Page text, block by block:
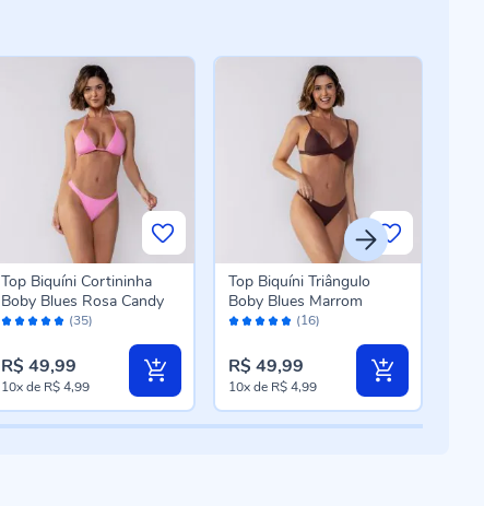
Avaliação: (35)
Top Biquíni Cortininha
Boby Blues Rosa Candy
R$ 49,99
10xde R$ 4,99
Avaliação: (16)
Top Biquíni Triângulo
Boby Blues Marrom
R$ 49,99
10xde R$ 4,99